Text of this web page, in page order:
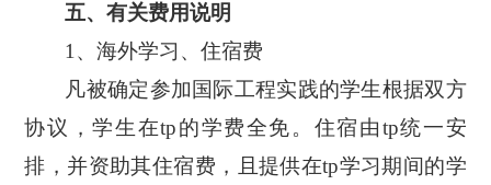
五、有关费用说明
1、海外学习、住宿费
凡被确定参加国际工程实践的学生根据双方
协议，学生在tp的学费全免。住宿由tp统一安
排，并资助其住宿费，且提供在tp学习期间的学